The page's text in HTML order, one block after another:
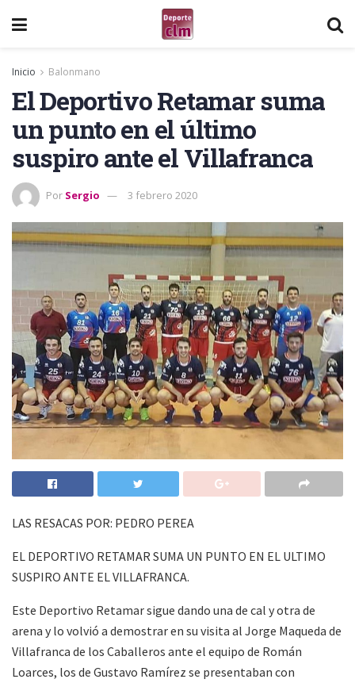
Inicio Balonmano
El Deportivo Retamar suma
un punto en el último
suspiro ante el Villafranca
Por Sergio 3 febrero 2020
LAS RESACAS POR: PEDRO PEREA
EL DEPORTIVO RETAMAR SUMA UN PUNTO EN EL ULTIMO
SUSPIRO ANTE EL VILLAFRANCA.
Este Deportivo Retamar sigue dando una de cal y otra de
arena y lo volvió a demostrar en su visita al Jorge Maqueda de
Villafranca de los Caballeros ante el equipo de Román
Loarces, los de Gustavo Ramírez se presentaban con